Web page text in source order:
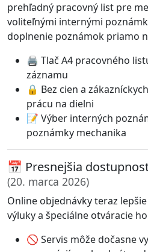
prehľadný pracovný list pre
voliteľnými internými
doplnenie poznámok priamo
🖨️ Tlač A4 pracovného
záznamu
🔒 Bez cien a
prácu na dielni
📝 Výber interných
poznámky mechanika
📅 Presnejšia
(20. marca 2026)
Online objednávky teraz
výluky a špeciálne otváracie
🚫 Servis môže dočasne